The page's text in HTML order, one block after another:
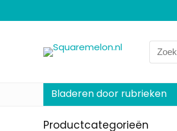
Search
for:
Bladeren door rubrieken
Productcategorieën